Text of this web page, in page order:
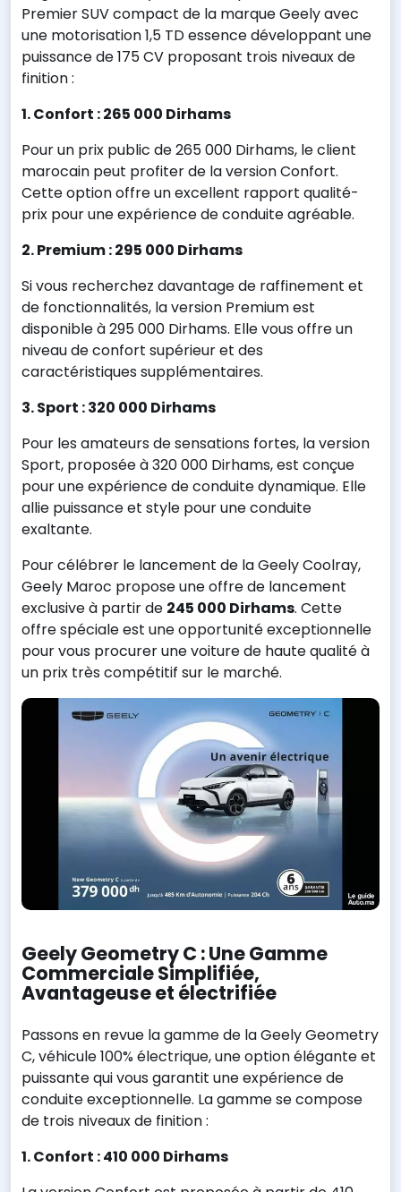
Premier SUV compact de la marque Geely avec
une motorisation 1,5 TD essence développant une
puissance de 175 CV proposant trois niveaux de
finition :
1. Confort : 265 000 Dirhams
Pour un prix public de 265 000 Dirhams, le client
marocain peut profiter de la version Confort.
Cette option offre un excellent rapport qualité-
prix pour une expérience de conduite agréable.
2. Premium : 295 000 Dirhams
Si vous recherchez davantage de raffinement et
de fonctionnalités, la version Premium est
disponible à 295 000 Dirhams. Elle vous offre un
niveau de confort supérieur et des
caractéristiques supplémentaires.
3. Sport : 320 000 Dirhams
Pour les amateurs de sensations fortes, la version
Sport, proposée à 320 000 Dirhams, est conçue
pour une expérience de conduite dynamique. Elle
allie puissance et style pour une conduite
exaltante.
Pour célébrer le lancement de la Geely Coolray,
Geely Maroc propose une offre de lancement
exclusive à partir de 245 000 Dirhams. Cette
offre spéciale est une opportunité exceptionnelle
pour vous procurer une voiture de haute qualité à
un prix très compétitif sur le marché.
Geely Geometry C : Une Gamme
Commerciale Simplifiée,
Avantageuse et électrifiée
Passons en revue la gamme de la Geely Geometry
C, véhicule 100% électrique, une option élégante et
puissante qui vous garantit une expérience de
conduite exceptionnelle. La gamme se compose
de trois niveaux de finition :
1. Confort : 410 000 Dirhams